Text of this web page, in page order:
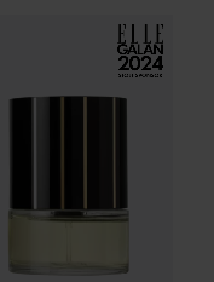
Eau de Toilette for
Facet 705